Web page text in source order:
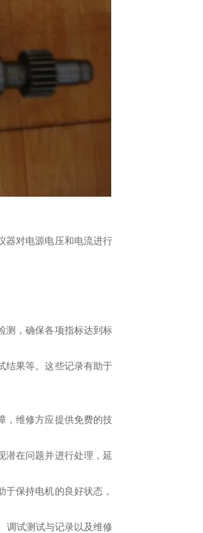
对电源电压和电流进行
，确保各项指标达到标
果等。这些记录有助于
维修方应提供免费的技
在问题并进行处理，延
保持电机的良好状态，
试测试与记录以及维修